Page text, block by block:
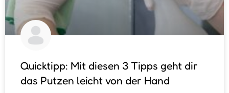
Quicktipp: Mit diesen 3 Tipps geht dir
das Putzen leicht von der Hand